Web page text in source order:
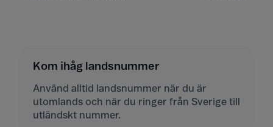
Kom ihåg landsnummer
Använd alltid landsnummer när du är
utomlands och när du ringer från Sverige till
utländskt nummer.